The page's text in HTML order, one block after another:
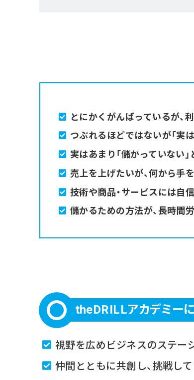
とにかくがんばっているが、
つぶれるほどではないが「実
実はあまり「儲かっていない
売上を上げたいが、何から手
技術や商品・サービスには自
儲かるための方法が、長時間
theDRILLアカデミー
視野を広めビジネスのステー
仲間とともに共創し、挑戦し